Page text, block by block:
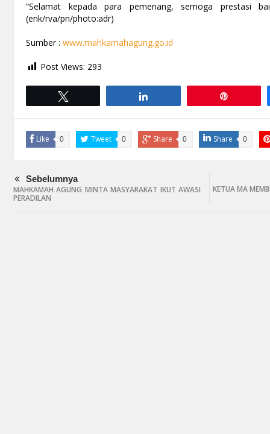
“Selamat kepada para pemenang, semoga prestasi
(enk/rva/pn/photo:adr)
Sumber : www.mahkamahagung.go.id
Post Views: 293
Like 0 Tweet 0 Share 0 Share 0
Sebelumnya
MAHKAMAH AGUNG MINTA MASYARAKAT IKUT AWASI
PERADILAN
KETUA MA